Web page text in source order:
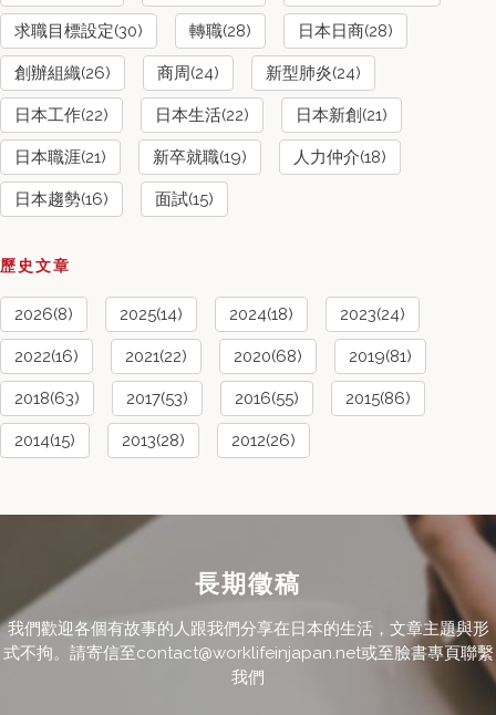
求職目標設定(30) 轉職(28) 日本日商(28)
創辦組織(26) 商周(24) 新型肺炎(24)
日本工作(22) 日本生活(22) 日本新創(21)
日本職涯(21) 新卒就職(19) 人力仲介(18)
日本趨勢(16) 面試(15)
歷史文章
2026(8) 2025(14) 2024(18) 2023(24)
2022(16) 2021(22) 2020(68) 2019(81)
2018(63) 2017(53) 2016(55) 2015(86)
2014(15) 2013(28) 2012(26)
長期徵稿
我們歡迎各個有故事的人跟我們分享在日本的生活，文章主題與形
式不拘。請寄信至contact@worklifeinjapan.net或至臉書專頁聯繫
我們